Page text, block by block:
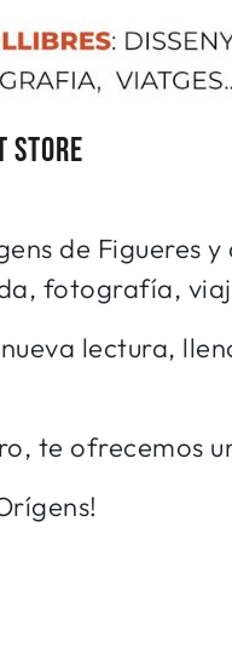
STORE
de Figueres y
fotografía,
lectura,
te ofrecemos